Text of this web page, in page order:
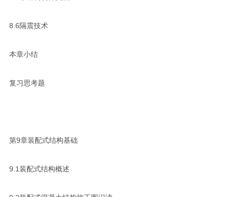
8.6隔震技术
本章小结
复习思考题
第9章装配式结构基础
9.1装配式结构概述